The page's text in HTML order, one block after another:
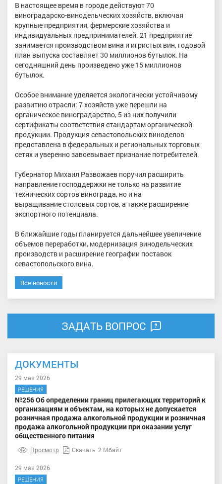
В настоящее время в городе действуют 70
виноградарско-винодельческих хозяйств, включая
крупные предприятия, фермерские хозяйства и
индивидуальных предпринимателей. 21 предприятие
занимается производством вина и игристых вин, годовой
план выпуска составляет 30 миллионов бутылок. На
сегодняшний день произведено уже 15 миллионов
бутылок.
Особое внимание уделяется экологически устойчивому
развитию отрасли: 7 хозяйств уже перешли на
органическое виноградарство, 5 из них получили
сертификаты соответствия стандартам органической
продукции. Продукция севастопольских виноделов
представлена в федеральных и региональных торговых
сетях и уверенно завоевывает признание потребителей.
Губернатор Михаил Развожаев поручил расширить
направление господдержки не только на развитие
технических сортов винограда, но и на
выращивание столовых сортов, а также расширение
экспортного потенциала.
В ближайшие годы планируется дальнейшее увеличение
объемов переработки, модернизация винодельческих
производств и расширение географии поставок
севастопольского вина.
Все новости
ЗАДАТЬ ВОПРОС
ДОКУМЕНТЫ
29 мая 2026
РЕШЕНИЯ
№256 Об определении границ прилегающих территорий к
организациям и объектам, на которых не допускается
розничная продажа алкогольной продукции и розничная
продажа алкогольной продукции при оказании услуг
общественного питания
Просмотр Скачать 2 Мбайт
29 мая 2026
РЕШЕНИЯ